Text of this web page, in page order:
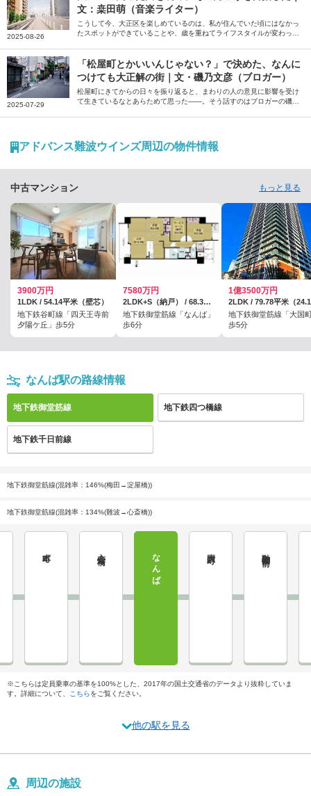
2025-08-26
文：桒田萌（音楽ライター）
こうして今、大正区を楽しめているのは、私が住んでいた頃にはなかっ
たスポットができていることや、歳を重ねてライフスタイルが変わった
っていただきました。
2025-07-29
「松屋町とかいいんじゃない？」で決めた、なんに
つけても大正解の街｜文・磯乃文彦（ブロガー）
松屋町にきてからの日々を振り返ると、まわりの人の意見に影響を受け
て生きているなとあらためて思った――。そう話すのはブロガーの磯乃
アドバンス難波ウインズ周辺の物件情報
中古マンション もっと見る
3900万円
1LDK / 54.14平米（壁芯）
地下鉄谷町線「四天王寺前
夕陽ケ丘」歩5分
7580万円
2LDK+S（納戸） / 68.34平米（壁芯）
地下鉄御堂筋線「なんば」
歩6分
1億3500万円
地下鉄御堂筋線「大国
歩5分
なんば駅の路線情報
地下鉄御堂筋線 地下鉄四つ橋線
地下鉄千日前線
地下鉄御堂筋線(混雑率：146%(梅田→淀屋橋))
地下鉄御堂筋線(混雑率：134%(難波→心斎橋))
なんば
※こちらは定員乗車の基準を100%とした、2017年の国土交通省のデータより抜粋していま
す。詳細について、
こちらをご覧ください。
他の駅を見る
周辺の施設